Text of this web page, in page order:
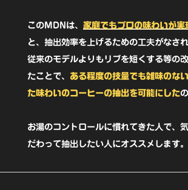
ン
【2022
年
冬
モ
ル】
このMDNは、 家庭でもプロの味わいが実
と、抽出効率を上げるための工夫がなされ
従来のモデルよりもリブを短くする等の
たことで、 ある程度の技量でも雑味のな
た味わいのコーヒーの抽出を可能にした
お湯のコントロールに慣れてきた人で、
だわって抽出したい人にオススメします。